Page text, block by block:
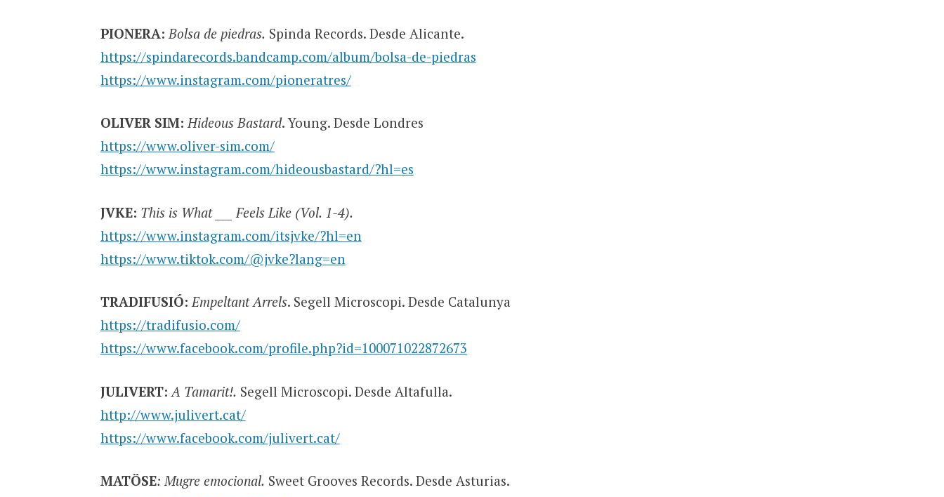
PIONERA: Bolsa de piedras. Spinda Records. Desde Alicante.
https://spindarecords.bandcamp.com/album/bolsa-de-piedras
https://www.instagram.com/pioneratres/
OLIVER SIM: Hideous Bastard. Young. Desde Londres
https://www.oliver-sim.com/
https://www.instagram.com/hideousbastard/?hl=es
JVKE: This is What ___ Feels Like (Vol. 1-4).
https://www.instagram.com/itsjvke/?hl=en
https://www.tiktok.com/@jvke?lang=en
TRADIFUSIÓ: Empeltant Arrels. Segell Microscopi. Desde Catalunya
https://tradifusio.com/
https://www.facebook.com/profile.php?id=100071022872673
JULIVERT: A Tamarit!. Segell Microscopi. Desde Altafulla.
http://www.julivert.cat/
https://www.facebook.com/julivert.cat/
MATÖSE: Mugre emocional. Sweet Grooves Records. Desde Asturias.